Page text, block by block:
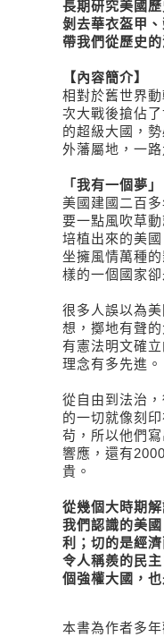
長期研究美國
剝去華衣盔甲
帶我們從歷史
【內容簡介】
相對於舊世界
次大戰後搶佔
的超級大國，
外藩屬地，一
「我有一個夢
美國建國二百
要一點風吹草
培植出來的美
坐擁風情萬種
樣的一個國家
很多人誤以為
想，擲地有聲
有憲法明文確
理念有多先進。
從自由到法治
的一切就像刻
茍，所以他們
響應，還有
貴。
從幾個大時期
我們認識的美
利；切的是經
令人稱羨的民
個強權大國，
本書為作者多